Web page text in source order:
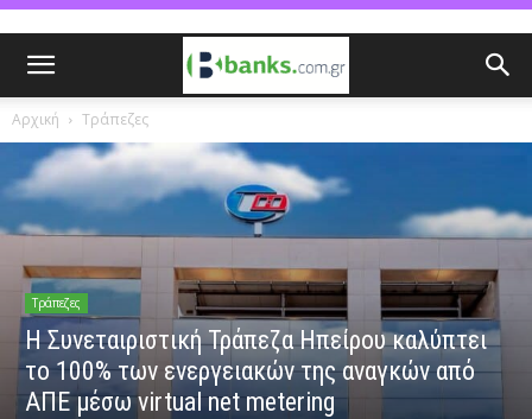
Αρχική Τράπεζες
Τράπεζες
Η Συνεταιριστική Τράπεζα Ηπείρου καλύπτει
το 100% των ενεργειακών της αναγκών από
ΑΠΕ μέσω virtual net metering